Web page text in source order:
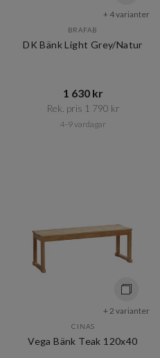
+ 4 varianter
BRAFAB
DK Bänk Light Grey/Natur
1 630 kr​​
Rek. pris 1 790 kr​​
4-9 vardagar
+ 2 varianter
CINAS
Vega Bänk Teak 120x40